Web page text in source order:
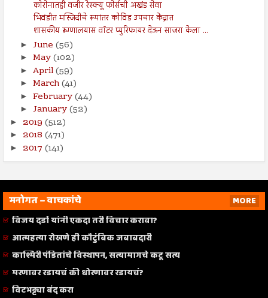
कोरोनातही वजीर रेस्क्यू फोर्सची अखंड सेवा
भिवंडीत मस्जिदीचे रूपांतर कोविड उपचार केंद्रात
शासकीय रूग्णालयास वॉटर प्युरिफायर देऊन साजरा केला ...
► June (56)
► May(102)
► April(59)
► March(41)
► February(44)
► January(52)
► 2019 (512)
► 2018 (471)
► 2017 (141)
मनोगत – वाचकांचे
MORE
विजय दर्डा यांनी एकदा तरी विचार करावा?
आत्महत्या रोखणे ही कौटुंबिक जबाबदारी
काश्मिरी पंडितांचे विस्थापन, सत्यामागचे कटू सत्य
मरणावर रडायचं की धोरणावर रडायचं?
विटभट्ट्या बंद करा